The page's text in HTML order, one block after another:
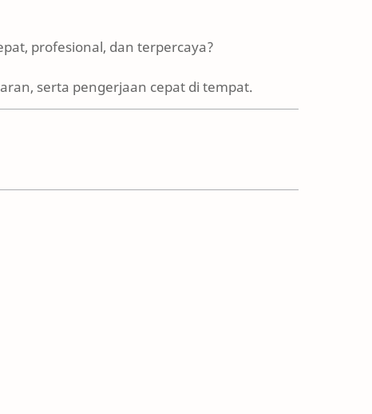
profesional, dan terpercaya?
serta pengerjaan cepat di tempat.